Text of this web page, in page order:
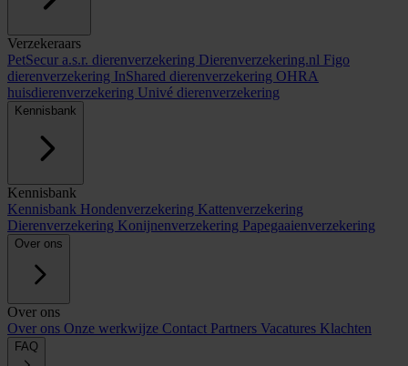
Verzekeraars
PetSecur a.s.r. dierenverzekering Dierenverzekering.nl Figo
dierenverzekering InShared dierenverzekering OHRA
huisdierenverzekering Univé dierenverzekering
Kennisbank
Kennisbank
Kennisbank Hondenverzekering Kattenverzekering
Dierenverzekering Konijnenverzekering Papegaaienverzekering
Over ons
Over ons
Over ons Onze werkwijze Contact Partners Vacatures Klachten
FAQ